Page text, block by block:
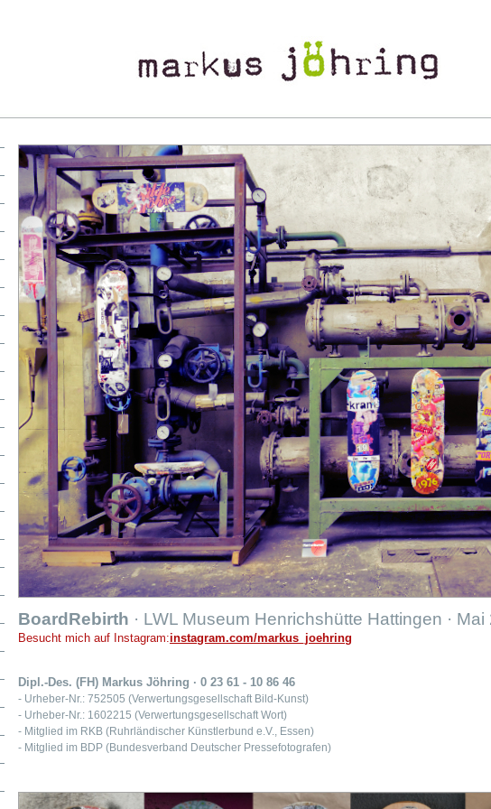
BoardRebirth · LWL Museum Henrichshütte Hattingen · Mai
Besucht mich auf Instagram:instagram.com/markus_joehring
Dipl.-Des. (FH) Markus Jöhring · 0 23 61 - 10 86 46
- Urheber-Nr.: 752505 (Verwertungsgesellschaft Bild-Kunst)
- Urheber-Nr.: 1602215 (Verwertungsgesellschaft Wort)
- Mitglied im RKB (Ruhrländischer Künstlerbund e.V., Essen)
- Mitglied im BDP (Bundesverband Deutscher Pressefotografen)